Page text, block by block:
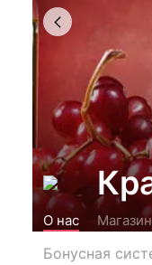
О нас
Бонусная